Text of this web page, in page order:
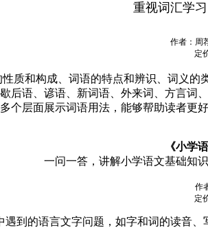
重视词汇学
作者：周
定
和构成、词语的特点和辨识、词义
后语、谚语、新词语、外来词、方言
个层面展示词语用法，能够帮助读者更
《小学
一问一答，讲解小学语文基础知
作
定
到的语言文字问题，如字和词的读音